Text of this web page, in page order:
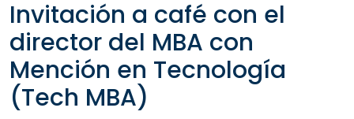
Invitación a café con el
director del MBA con
Mención en Tecnología
(Tech MBA)